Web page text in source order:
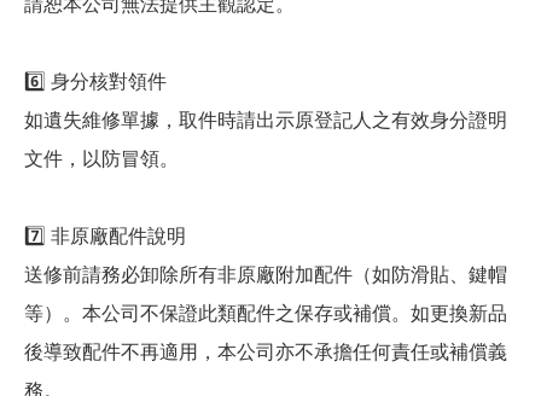
請恕本公司無法提供主觀認定。
6️⃣ 身分核對領件
如遺失維修單據，取件時請出示原登記人之有效身分證明
文件，以防冒領。
7️⃣ 非原廠配件說明
送修前請務必卸除所有非原廠附加配件（如防滑貼、鍵帽
等）。本公司不保證此類配件之保存或補償。如更換新品
後導致配件不再適用，本公司亦不承擔任何責任或補償義
務。